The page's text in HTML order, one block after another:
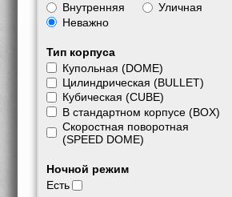
Внутренняя
Уличная
Неважно
Тип корпуса
Купольная (DOME)
Цилиндрическая (BULLET)
Кубическая (CUBE)
В стандартном корпусе (BOX)
Скоростная поворотная
(SPEED DOME)
Ночной режим
Есть